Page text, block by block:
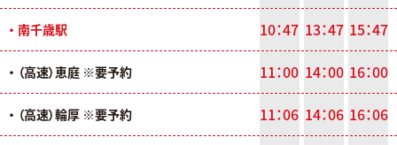
・ 南千歳駅 10：47 13：47 15：47
・ （高速）恵庭 ※要予約 11：00 14：00 16：00
・ （高速）輪厚 ※要予約 11：06 14：06 16：06